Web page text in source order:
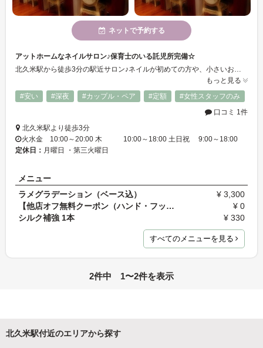
ネットで予約する
アットホームなネイルサロン♪保育士のいる託児所完備☆
北久米駅から徒歩3分の駅近サロン♪ネイルが初めての方や、小さいお子様がいるママさんでも 安心してご来店いただけます！ネイリストがカウンセリングを丁寧に行い、お客様一人一人に合った施術を行います。当店では自爪を削らない”パラジェル”を取り扱っており、ネイルをしながら健康な爪を維持できます♪幅広いニーズにお応えいたします！
もっと見る
#安い
#深夜 #カップル・ペア #定額
#女性スタッフのみ
口コミ 1件
北久米駅より徒歩3分
火水金 10:00～20:00 木 10:00～18:00 土日祝 9:00～18:00
定休日： 月曜日 ・第三火曜日
メニュー
ラメグラデーション（ベース込）
¥ 3,300
【他店オフ無料クーポン（ハンド・フット）】ご利用…
¥ 0
シルク補強 1本
¥ 330
すべてのメニューを見る
2件中 1〜2件を表示
北久米駅付近のエリアから探す